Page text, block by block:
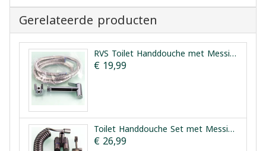
Gerelateerde producten
RVS Toilet Handdouche met Messing Kern Vesta
€ 19,99
Toilet Handdouche Set met Messing Kern en Dubbele Kraan Vesta
€ 26,99